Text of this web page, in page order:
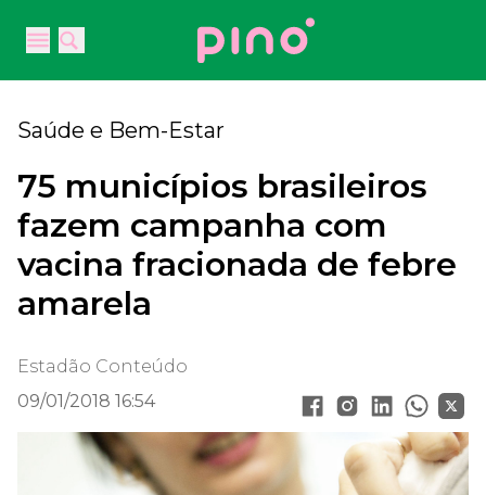
Open main menu
Open main menu
Your Company
Saúde e Bem-Estar
75 municípios brasileiros
fazem campanha com
vacina fracionada de febre
amarela
Estadão Conteúdo
09/01/2018 16:54